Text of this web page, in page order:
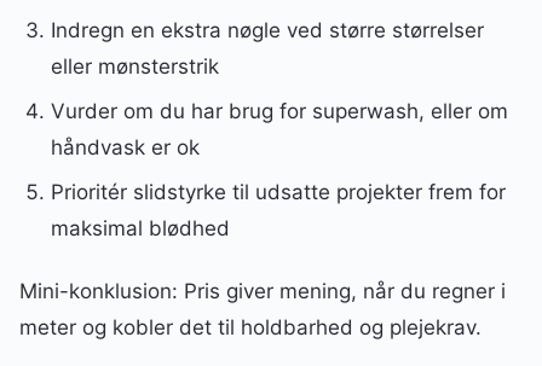
Indregn en ekstra nøgle ved større størrelser
eller mønsterstrik
Vurder om du har brug for superwash, eller om
håndvask er ok
Prioritér slidstyrke til udsatte projekter frem for
maksimal blødhed
Mini-konklusion: Pris giver mening, når du regner i
meter og kobler det til holdbarhed og plejekrav.